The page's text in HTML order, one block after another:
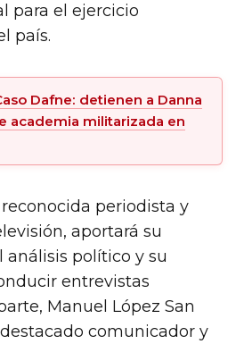
para el ejercicio
país.
Dafne: detienen a Danna
academia militarizada en
periodista y
aportará su
análisis político y su
entrevistas
Manuel López San
comunicador y